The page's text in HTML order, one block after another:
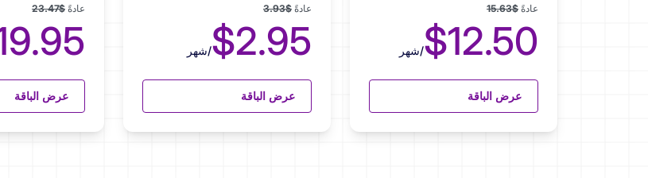
عادةً $15.63
$12.50/شهر
عرض الباقة
عادةً $3.93
$2.95/شهر
عرض الباقة
عادةً $23.47
عرض الباقة